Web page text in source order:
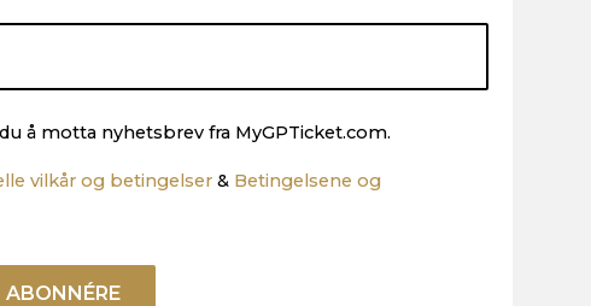
å motta nyhetsbrev fra MyGPTicket.com.
vilkår og betingelser& Betingelsene og
ABONNÉRE